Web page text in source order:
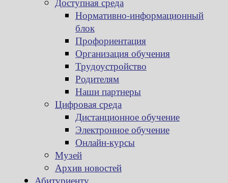
Нормативно-информационный
блок
Профориентация
Организация обучения
Трудоустройство
Родителям
Наши партнеры
Цифровая среда
Дистанционное обучение
Электронное обучение
Онлайн-курсы
Музей
Архив новостей
Абитуриенту